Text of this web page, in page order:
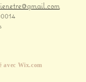
avec Wix.com